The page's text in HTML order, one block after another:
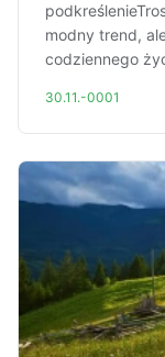
modny trend,
codziennego
30.11.-0001